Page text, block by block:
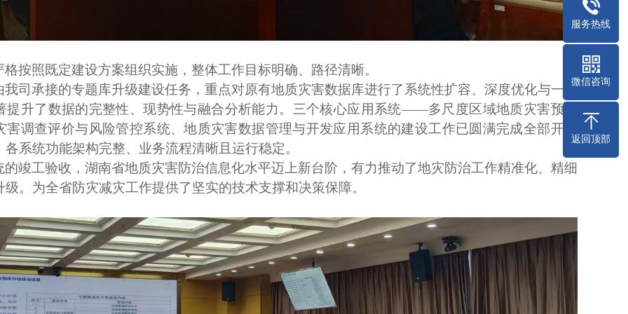
格按照既定建设方案组织实施，整体工作目标明确、路径清晰。
我司承接的专题库升级建设任务，重点对原有地质灾害数据库进行了系统性扩容、深度优化与一体
提升了数据的完整性、现势性与融合分析能力。三个核心应用系统——多尺度区域地质灾害预警
害调查评价与风险管控系统、地质灾害数据管理与开发应用系统的建设工作已圆满完成全部开发
系统功能架构完整、业务流程清晰且运行稳定。
的竣工验收，湖南省地质灾害防治信息化水平迈上新台阶 ， 有力推动了地灾防治工作精准化、精细
级。为全省防灾减灾工作提供了坚实的技术支撑和决策保障。
服务热线
微信咨询
返回顶部